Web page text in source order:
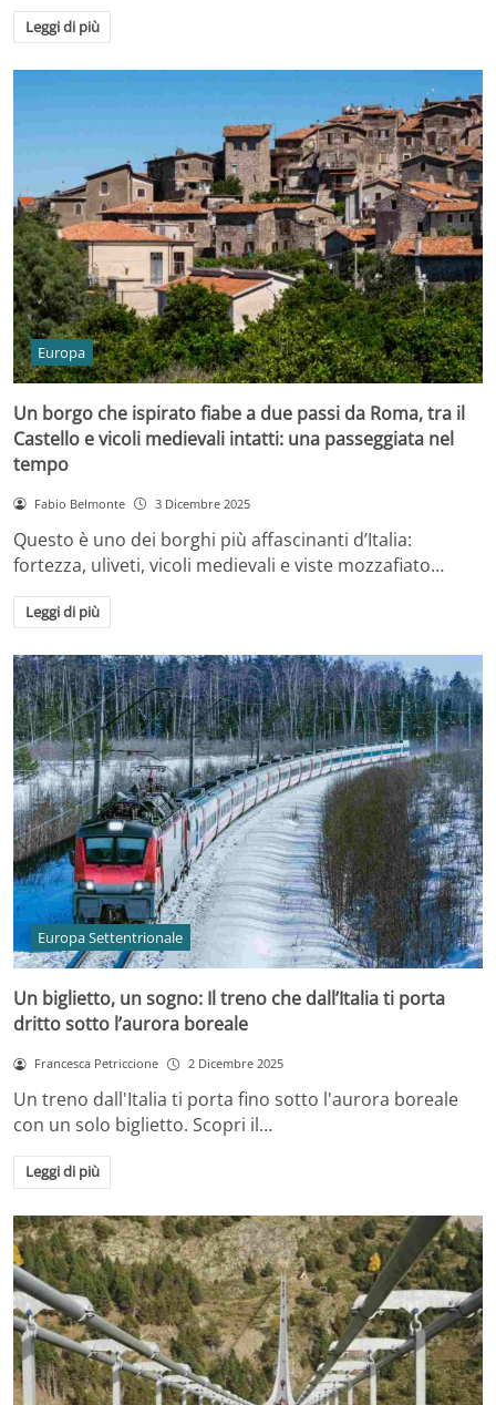
Leggi di più
Europa
Un borgo che ispirato fiabe a due passi da Roma, tra il
Castello e vicoli medievali intatti: una passeggiata nel
tempo
Fabio Belmonte 3 Dicembre 2025
Questo è uno dei borghi più affascinanti d’Italia:
fortezza, uliveti, vicoli medievali e viste mozzafiato…
Leggi di più
Europa Settentrionale
Un biglietto, un sogno: Il treno che dall’Italia ti porta
dritto sotto l’aurora boreale
Francesca Petriccione 2 Dicembre 2025
Un treno dall'Italia ti porta fino sotto l'aurora boreale
con un solo biglietto. Scopri il…
Leggi di più